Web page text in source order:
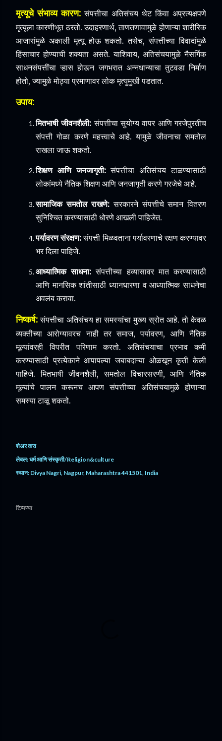
मृत्यूचे संभाव्य कारण: संपत्तीचा अतिसंचय थेट किंवा अप्रत्यक्षपणे
मृत्यूला कारणीभूत ठरतो. उदाहरणार्थ, ताणतणावामुळे होणाऱ्या शारीरिक
आजारांमुळे अकाली मृत्यू होऊ शकतो. तसेच, संपत्तीच्या विवादांमुळे
हिंसाचार होण्याची शक्यता असते. याशिवाय, अतिसंचयामुळे नैसर्गिक
साधनसंपत्तींचा ऱ्हास होऊन जगभरात अन्नधान्याचा तुटवडा निर्माण
होतो, ज्यामुळे मोठ्या प्रमाणावर लोक मृत्युमुखी पडतात.
उपाय:
मितभाषी जीवनशैली: संपत्तीचा सुयोग्य वापर आणि गरजेपुरतीच
संपत्ती गोळा करणे महत्त्वाचे आहे. यामुळे जीवनाचा समतोल
राखला जाऊ शकतो.
शिक्षण आणि जनजागृती:संपत्तीचा अतिसंचय टाळण्यासाठी
लोकांमध्ये नैतिक शिक्षण आणि जनजागृती करणे गरजेचे आहे.
सामाजिक समतोल राखणे: सरकारने संपत्तीचे समान वितरण
सुनिश्चित करण्यासाठी धोरणे आखली पाहिजेत.
पर्यावरण संरक्षण:संपत्ती मिळवताना पर्यावरणाचे रक्षण करण्यावर
भर दिला पाहिजे.
आध्यात्मिक साधना: संपत्तीच्या हव्यासावर मात करण्यासाठी
आणि मानसिक शांतीसाठी ध्यानधारणा व आध्यात्मिक साधनेचा
अवलंब करावा.
निष्कर्ष: संपत्तीचा अतिसंचय हा समस्यांचा मुख्य स्रोत आहे. तो केवळ
व्यक्तीच्या आरोग्यावरच नाही तर समाज, पर्यावरण, आणि नैतिक
मूल्यांवरही विपरीत परिणाम करतो. अतिसंचयाचा प्रभाव कमी
करण्यासाठी प्रत्येकाने आपापल्या जबाबदाऱ्या ओळखून कृती केली
पाहिजे. मितभाषी जीवनशैली, समतोल विचारसरणी, आणि नैतिक
मूल्यांचे पालन करूनच आपण संपत्तीच्या अतिसंचयामुळे होणाऱ्या
समस्या टाळू शकतो.
शेअर करा
लेबल:धर्म आणि संस्कृती/Religion&culture
स्थान: Divya Nagri, Nagpur, Maharashtra 441501, India
टिप्पण्या